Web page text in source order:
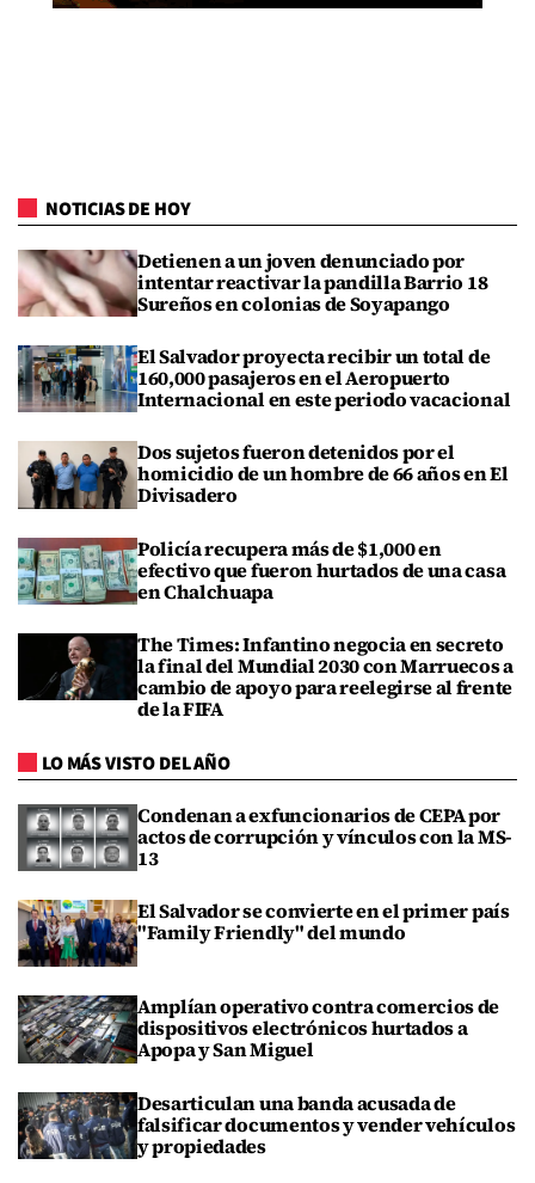
NOTICIAS DE HOY
Detienen a un joven denunciado por
intentar reactivar la pandilla Barrio 18
Sureños en colonias de Soyapango
El Salvador proyecta recibir un total de
160,000 pasajeros en el Aeropuerto
Internacional en este periodo vacacional
Dos sujetos fueron detenidos por el
homicidio de un hombre de 66 años en El
Divisadero
Policía recupera más de $1,000 en
efectivo que fueron hurtados de una casa
en Chalchuapa
The Times: Infantino negocia en secreto
la final del Mundial 2030 con Marruecos a
cambio de apoyo para reelegirse al frente
de la FIFA
LO MÁS VISTO DEL AÑO
Condenan a exfuncionarios de CEPA por
actos de corrupción y vínculos con la MS-
13
El Salvador se convierte en el primer país
"Family Friendly" del mundo
Amplían operativo contra comercios de
dispositivos electrónicos hurtados a
Apopa y San Miguel
Desarticulan una banda acusada de
falsificar documentos y vender vehículos
y propiedades